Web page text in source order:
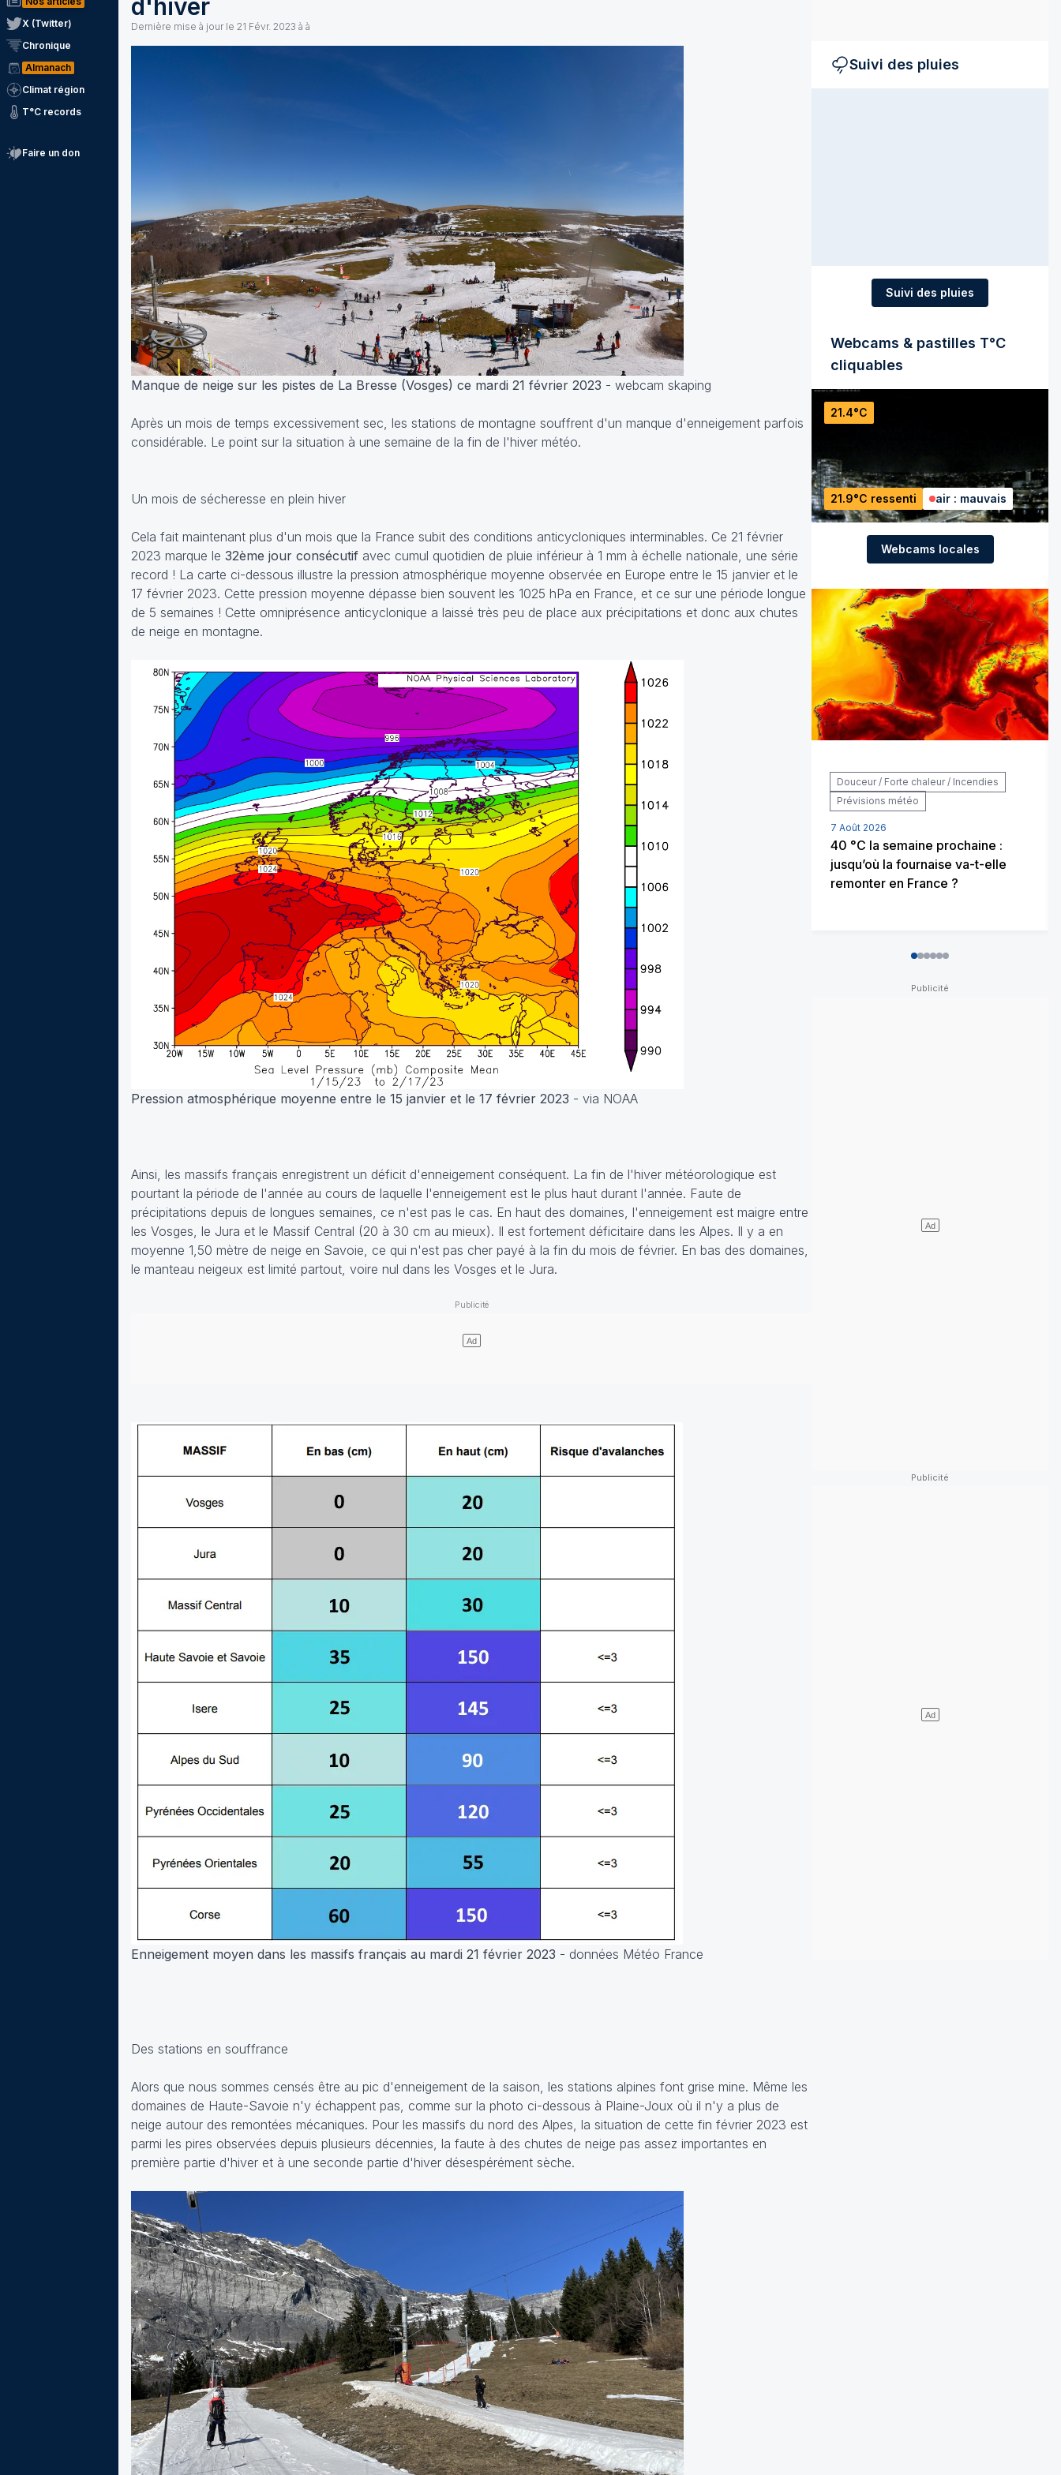
X (Twitter)
Chronique
Almanach
Climat région
T°C records
Faire un don
d'hiver
Dernière mise à jour le 21 Févr. 2023 à à
Manque de neige sur les pistes de La Bresse (Vosges) ce mardi 21 février 2023 - webcam skaping
Après un mois de temps excessivement sec, les stations de montagne souffrent d'un manque d'enneigement parfois
considérable. Le point sur la situation à une semaine de la fin de l'hiver météo.
Un mois de sécheresse en plein hiver
Cela fait maintenant plus d'un mois que la France subit des conditions anticycloniques interminables. Ce 21 février
2023 marque le 32ème jour consécutif avec cumul quotidien de pluie inférieur à 1 mm à échelle nationale, une série
record ! La carte ci-dessous illustre la pression atmosphérique moyenne observée en Europe entre le 15 janvier et le
17 février 2023. Cette pression moyenne dépasse bien souvent les 1025 hPa en France, et ce sur une période longue
de 5 semaines ! Cette omniprésence anticyclonique a laissé très peu de place aux précipitations et donc aux chutes
de neige en montagne.
Pression atmosphérique moyenne entre le 15 janvier et le 17 février 2023 - via NOAA
Ainsi, les massifs français enregistrent un déficit d'enneigement conséquent. La fin de l'hiver météorologique est
pourtant la période de l'année au cours de laquelle l'enneigement est le plus haut durant l'année. Faute de
précipitations depuis de longues semaines, ce n'est pas le cas. En haut des domaines, l'enneigement est maigre entre
les Vosges, le Jura et le Massif Central (20 à 30 cm au mieux). Il est fortement déficitaire dans les Alpes. Il y a en
moyenne 1,50 mètre de neige en Savoie, ce qui n'est pas cher payé à la fin du mois de février. En bas des domaines,
le manteau neigeux est limité partout, voire nul dans les Vosges et le Jura.
Enneigement moyen dans les massifs français au mardi 21 février 2023 - données Météo France
Des stations en souffrance
Alors que nous sommes censés être au pic d'enneigement de la saison, les stations alpines font grise mine. Même les
domaines de Haute-Savoie n'y échappent pas, comme sur la photo ci-dessous à Plaine-Joux où il n'y a plus de
neige autour des remontées mécaniques. Pour les massifs du nord des Alpes, la situation de cette fin février 2023 est
parmi les pires observées depuis plusieurs décennies, la faute à des chutes de neige pas assez importantes en
première partie d'hiver et à une seconde partie d'hiver désespérément sèche.
Suivi des pluies
Suivi des pluies
Webcams & pastilles T°C
cliquables
21.4°C
21.9°C ressenti air : mauvais
Webcams locales
Douceur / Forte chaleur / Incendies
Prévisions météo
7 Août 2026
40 °C la semaine prochaine :
jusqu’où la fournaise va-t-elle
remonter en France ?
012345